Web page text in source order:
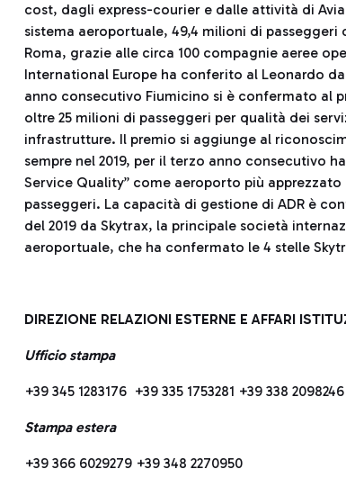
cost, dagli express-courier e dalle attività di
sistema aeroportuale, 49,4 milioni di
Roma, grazie alle circa 100 compagnie aeree
International Europe ha conferito al Leonardo
anno consecutivo Fiumicino si è confermato al
oltre 25 milioni di passeggeri per qualità dei
infrastrutture. Il premio si aggiunge al
sempre nel 2019, per il terzo anno consecutivo
Service Quality” come aeroporto più
passeggeri. La capacità di gestione di ADR è
del 2019 da Skytrax, la principale società
aeroportuale, che ha confermato le 4 stelle
DIREZIONE RELAZIONI ESTERNE E AFFARI
Ufficio stampa
+39 345 1283176 +39 335 1753281 +39 338 2098246
Stampa estera
+39 366 6029279 +39 348 2270950